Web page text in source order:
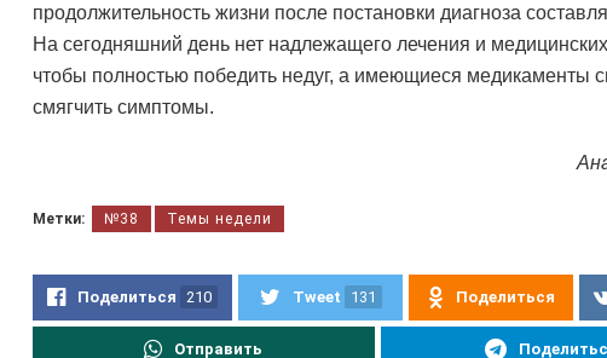
продолжительность жизни после постановки диагноза
На сегодняшний день нет надлежащего лечения и
чтобы полностью победить недуг, а имеющиеся медикаменты
смягчить симптомы.
Метки: №38 Темы недели
Поделиться 210 Tweet 131 Поделиться
Отправить